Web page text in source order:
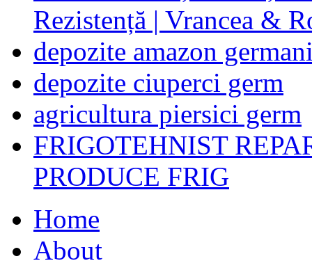
Rezistență | Vrancea &
depozite amazon
depozite ciuperci germ
agricultura piersici germ
FRIGOTEHNIST
PRODUCE FRIG
Home
About